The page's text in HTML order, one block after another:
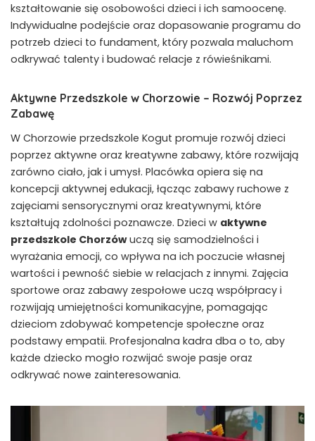
kształtowanie się osobowości dzieci i ich samoocenę.
Indywidualne podejście oraz dopasowanie programu do
potrzeb dzieci to fundament, który pozwala maluchom
odkrywać talenty i budować relacje z rówieśnikami.
Aktywne Przedszkole w Chorzowie – Rozwój Poprzez
Zabawę
W Chorzowie przedszkole Kogut promuje rozwój dzieci
poprzez aktywne oraz kreatywne zabawy, które rozwijają
zarówno ciało, jak i umysł. Placówka opiera się na
koncepcji aktywnej edukacji, łącząc zabawy ruchowe z
zajęciami sensorycznymi oraz kreatywnymi, które
kształtują zdolności poznawcze. Dzieci w aktywne
przedszkole Chorzówuczą się samodzielności i
wyrażania emocji, co wpływa na ich poczucie własnej
wartości i pewność siebie w relacjach z innymi. Zajęcia
sportowe oraz zabawy zespołowe uczą współpracy i
rozwijają umiejętności komunikacyjne, pomagając
dzieciom zdobywać kompetencje społeczne oraz
podstawy empatii. Profesjonalna kadra dba o to, aby
każde dziecko mogło rozwijać swoje pasje oraz
odkrywać nowe zainteresowania.